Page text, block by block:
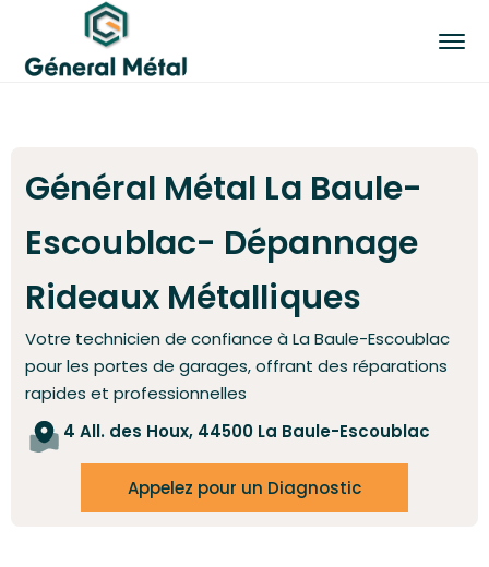
Général Métal La Baule-
Escoublac- Dépannage
Rideaux Métalliques
Votre technicien de confiance à La Baule-Escoublac
pour les portes de garages, offrant des réparations
rapides et professionnelles
4 All. des Houx, 44500 La Baule-Escoublac
Appelez pour un Diagnostic